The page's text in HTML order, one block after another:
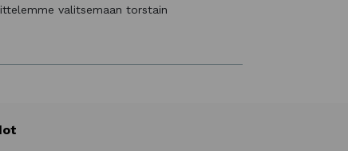
valitsemaan torstain